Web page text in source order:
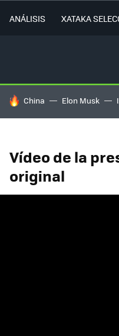
ANÁLISIS XATAKA
HOY SE HABLA DE
China Elon Musk
Vídeo de la
original